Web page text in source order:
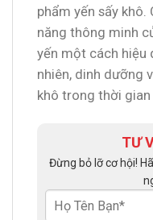
phẩm yến sấy khô.
năng thông minh
yến một cách hiệu
nhiên, dinh dưỡng
khô trong thời gian
TƯ
Đừng bỏ lỡ cơ hội!